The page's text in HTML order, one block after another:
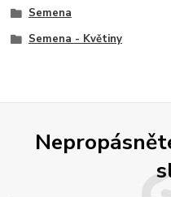
Semena
Semena - Květiny